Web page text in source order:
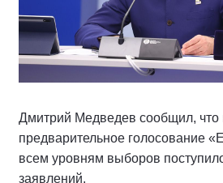
Дмитрий Медведев сообщил, что
предварительное голосование
всем уровням выборов
заявлений.